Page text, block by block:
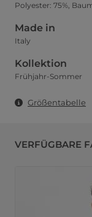
Polyester: 75%,
Made in
Italy
Kollektion
Frühjahr-Sommer
Größentabelle
VERFÜGBARE